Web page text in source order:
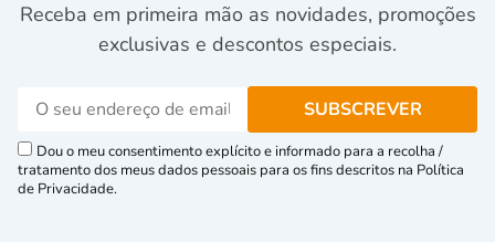
Receba em primeira mão as novidades, promoções
exclusivas e descontos especiais.
Dou o meu consentimento explícito e informado para a recolha /
tratamento dos meus dados pessoais para os fins descritos na Política
de Privacidade.